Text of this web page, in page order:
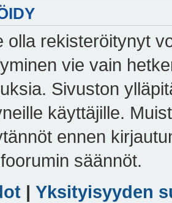
olla rekisteröitynyt
vie vain
Sivuston
käyttäjille.
ennen
säännöt.
| Yksityisyyden